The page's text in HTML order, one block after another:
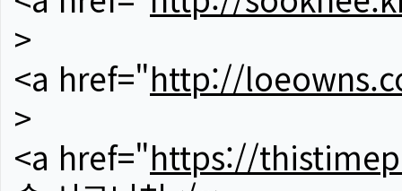
>
<a href="http://
>
<a href="https://